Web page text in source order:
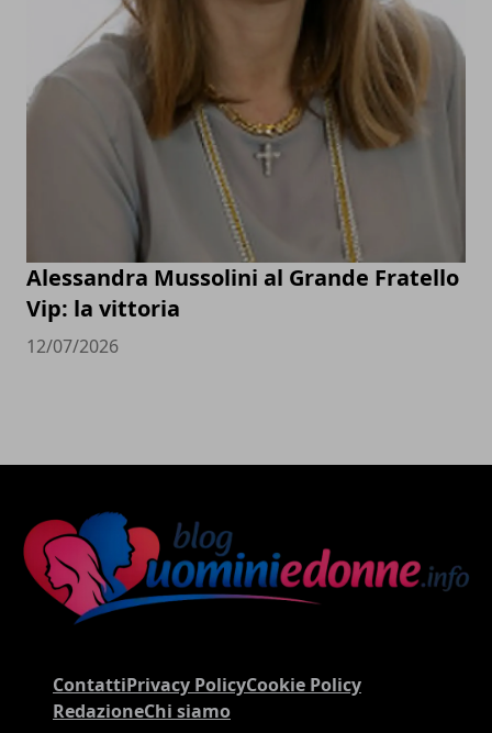
Alessandra Mussolini al Grande Fratello
Vip: la vittoria
12/07/2026
ContattiPrivacy PolicyCookie Policy
RedazioneChi siamo